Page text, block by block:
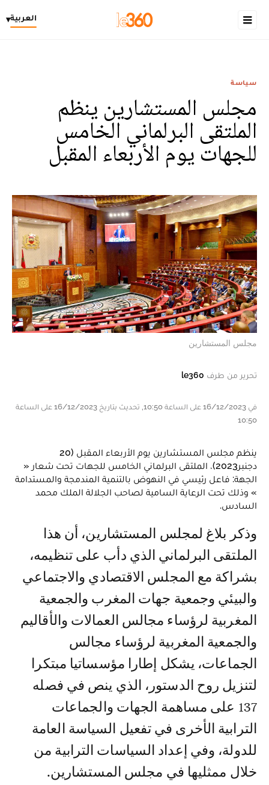
العربية▾
سياسة
مجلس المستشارين ينظم
الملتقى البرلماني الخامس
للجهات يوم الأربعاء المقبل
مجلس المستشارين
تحرير من طرف le360
في 16/12/2023 على الساعة 10:50, تحديث بتاريخ 16/12/2023 على الساعة
10:50
ينظم مجلس المستشارين يوم الأربعاء المقبل (20
دجنبر2023)، الملتقى البرلماني الخامس للجهات تحت شعار «
الجهة: فاعل رئيسي في النهوض بالتنمية المندمجة والمستدامة
» وذلك تحت الرعاية السامية لصاحب الجلالة الملك محمد
السادس.
وذكر بلاغ لمجلس المستشارين، أن هذا
الملتقى البرلماني الذي دأب على تنظيمه،
بشراكة مع المجلس الاقتصادي والاجتماعي
والبيئي وجمعية جهات المغرب والجمعية
المغربية لرؤساء مجالس العمالات والأقاليم
والجمعية المغربية لرؤساء مجالس
الجماعات، يشكل إطارا مؤسساتيا مبتكرا
لتنزيل روح الدستور، الذي ينص في فصله
137 على مساهمة الجهات والجماعات
الترابية الأخرى في تفعيل السياسة العامة
للدولة، وفي إعداد السياسات الترابية من
خلال ممثليها في مجلس المستشارين.